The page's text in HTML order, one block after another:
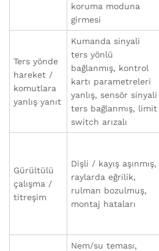
koruma moduna
girmesi
Ters yönde
hareket /
komutlara
yanlış yanıt
Kumanda sinyali
ters yönlü
bağlanmış, kontrol
kartı parametreleri
yanlış, sensör sinyali
ters bağlanmış, limit
switch arızalı
Gürültülü
çalışma /
titreşim
Dişli / kayış aşınmış,
raylarda eğrilik,
rulman bozulmuş,
montaj hataları
Nem/su teması,